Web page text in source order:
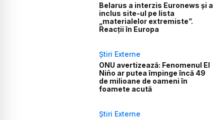
Belarus a interzis Euronews și a
inclus site-ul pe lista
„materialelor extremiste”.
Reacții în Europa
Știri Externe
ONU avertizează: Fenomenul El
Niño ar putea împinge încă 49
de milioane de oameni în
foamete acută
Știri Externe